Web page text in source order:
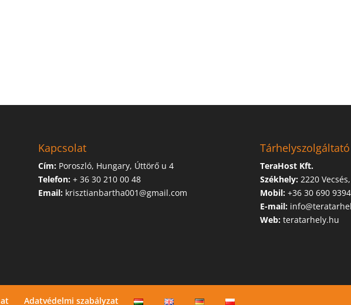
Kapcsolat
Cím: Poroszló, Hungary, Úttörő u 4
Telefon:+ 36 30 210 00 48
Email:krisztianbartha001@gmail.com
Tárhelyszolgáltató
TeraHost Kft.
Székhely: 2220
Mobil: +36 30 690 9394
E-mail:
Web: teratarhely.hu
Adatvédelmi szabályzat